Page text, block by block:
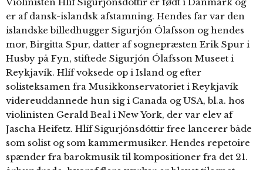
er af dansk-islandsk afstamning. Hendes far var den
islandske billedhugger Sigurjón Ólafsson og hendes
mor, Birgitta Spur, datter af sognepræsten Erik Spur i
Husby på Fyn, stiftede Sigurjón Ólafsson Museet i
Reykjavík. Hlíf voksede op i Island og efter
solisteksamen fra Musikkonservatoriet i Reykjavík
videreuddannede hun sig i Canada og USA, bl.a. hos
violinisten Gerald Beal i New York, der var elev af
Jascha Heifetz. Hlíf Sigurjónsdóttir free lancerer både
som solist og som kammermusiker. Hendes repetoire
spænder fra barokmusik til kompositioner fra det 21.